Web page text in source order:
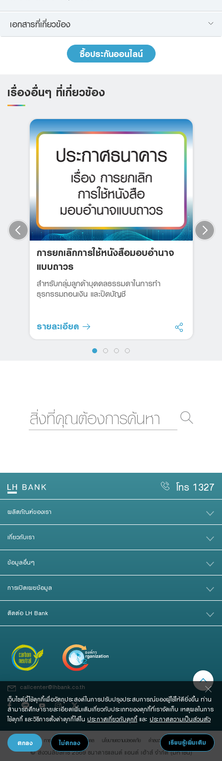
เอกสารที่เกี่ยวข้อง
ซื้อประกันออนไลน์
เรื่องอื่นๆ ที่เกี่ยวข้อง
การยกเลิกการใช้หนังสือมอบอำนาจ
แบบถาวร
สำหรับกลุ่มลูกค้าบุคคลธรรมดาในการทำ
ธุรกรรมถอนเงิน และปิดบัญชี
รายละเอียด
โทร 1327
ผลิตภัณฑ์ของเรา
เกี่ยวกับเรา
ข้อมูลอื่นๆ
การเปิดเผยข้อมูล
ติดต่อ LH Bank
callcenter@lhbank.co.th
© สงวนลิขสิทธิ์ 2569 ธนาคารแลนด์ แอนด์ เฮ้าส์ จํากัด (มหาชน)
การคุ้มครองข้อมูลส่วนบุคคล นโยบายความปลอดภัย คําสงวนสิทธิ์
เว็บไซต์นี้ใช้คุกกี้เพื่อวัตถุประสงค์ในการปรับปรุงประสบการณ์ของผู้ใช้ให้ดียิ่งขึ้น ท่าน
สามารถศึกษารายละเอียดเพิ่มเติมเกี่ยวกับประเภทของคุกกี้ที่เราจัดเก็บ เหตุผลในการ
ใช้คุกกี้ และวิธีการตั้งค่าคุกกี้ได้ใน ประกาศเกี่ยวกับคุกกี้และ ประกาศความเป็นส่วนตัว